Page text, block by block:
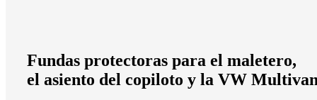
Fundas protectoras para el maletero,
el asiento del copiloto y la VW